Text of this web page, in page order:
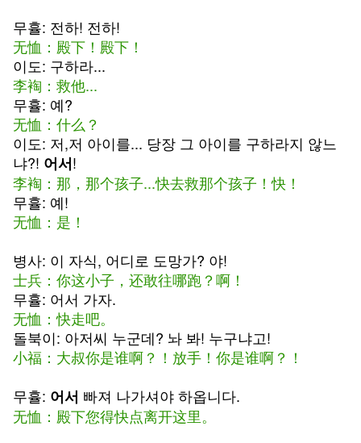
무휼: 전하! 전하!
无恤：殿下！殿下！
이도: 구하라...
李裪：救他...
무휼: 예?
无恤：什么？
이도: 저,저 아이를... 당장 그 아이를 구하라지 않느
냐?! 어서!
李裪：那，那个孩子...快去救那个孩子！快！
무휼: 예!
无恤：是！
병사: 이 자식, 어디로 도망가? 야!
士兵：你这小子，还敢往哪跑？啊！
무휼: 어서 가자.
无恤：快走吧。
돌북이: 아저씨 누군데? 놔 봐! 누구냐고!
小福：大叔你是谁啊？！放手！你是谁啊？！
무휼: 어서 빠져 나가셔야 하옵니다.
无恤：殿下您得快点离开这里。